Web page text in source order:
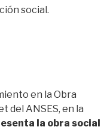
social.
en la Obra
del ANSES, en la
la obra social